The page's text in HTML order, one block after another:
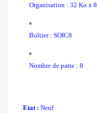
Organisation : 32 Ko x 8
Boîtier: SOIC8
Nombre de patte : 8
Etat : Neuf